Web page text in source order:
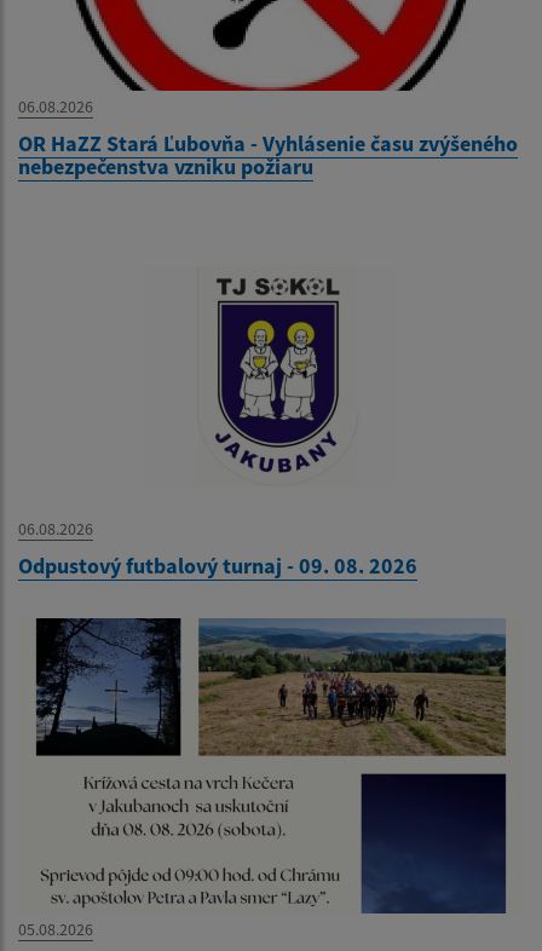
06.08.2026
OR HaZZ Stará Ľubovňa - Vyhlásenie času zvýšeného
nebezpečenstva vzniku požiaru
06.08.2026
Odpustový futbalový turnaj - 09. 08. 2026
05.08.2026